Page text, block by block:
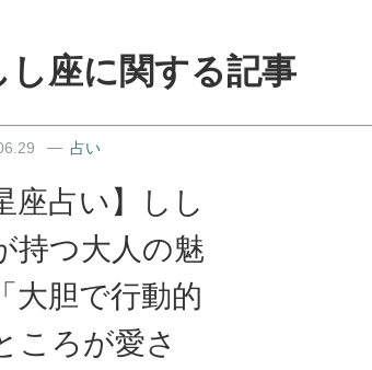
し座に関する記事
占い
座占い】しし
持つ大人の魅
大胆で行動的
ころが愛さ